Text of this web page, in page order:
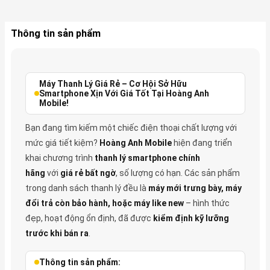
Thông tin sản phẩm
Máy Thanh Lý Giá Rẻ – Cơ Hội Sở Hữu
Smartphone Xịn Với Giá Tốt Tại Hoàng Anh
Mobile!
Bạn đang tìm kiếm một chiếc điện thoại chất lượng với
mức giá tiết kiệm? Hoàng Anh Mobilehiện đang triển
khai chương trình thanh lý smartphone chính
hãng với giá rẻ bất ngờ, số lượng có hạn. Các sản phẩm
trong danh sách thanh lý đều là máy mới trưng bày, máy
đổi trả còn bảo hành, hoặc máy like new– hình thức
đẹp, hoạt động ổn định, đã được kiểm định kỹ lưỡng
trước khi bán ra
Thông tin sản phẩm: